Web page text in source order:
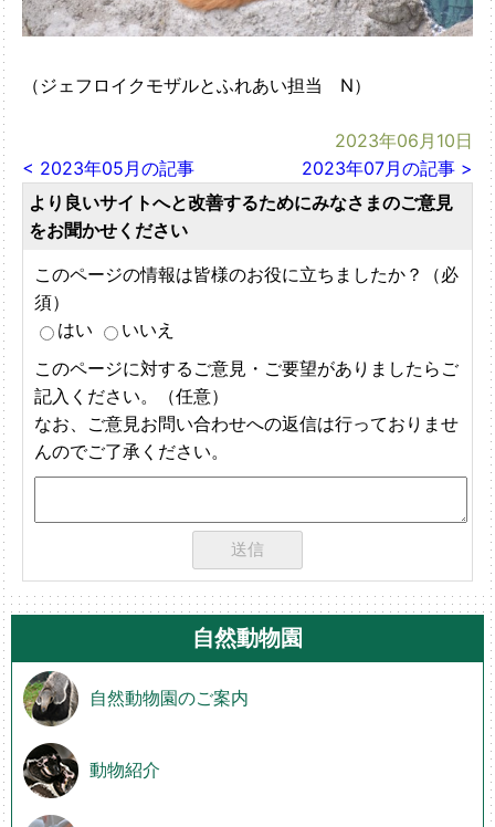
（ジェフロイクモザルとふれあい担当 N）
2023年06月10日
< 2023年05月の記事
2023年07月の記事 >
より良いサイトへと改善するためにみなさまのご意見
をお聞かせください
このページの情報は皆様のお役に立ちましたか？（必
須）
はい
いいえ
このページに対するご意見・ご要望がありましたらご
記入ください。（任意）
なお、ご意見お問い合わせへの返信は行っておりませ
んのでご了承ください。
自然動物園
自然動物園のご案内
動物紹介